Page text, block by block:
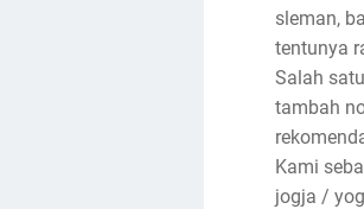
sleman,
tentunya
Salah
tambah
Kami
jogja /